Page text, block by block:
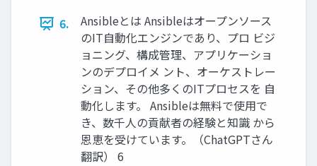
6.
Ansibleとは Ansibleはオープンソース
のIT自動化エンジンであり、プロ ビジ
ョニング、構成管理、アプリケーショ
ンのデプロイメ ント、オーケストレー
ション、その他多くのITプロセスを 自
動化します。 Ansibleは無料で使用で
き、数千人の貢献者の経験と知識 から
恩恵を受けています。（ChatGPTさん
翻訳） 6